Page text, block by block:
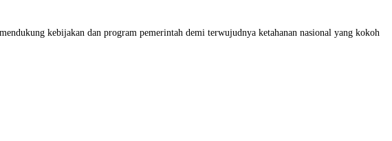
kebijakan dan program pemerintah demi terwujudnya ketahanan nasional yang kokoh